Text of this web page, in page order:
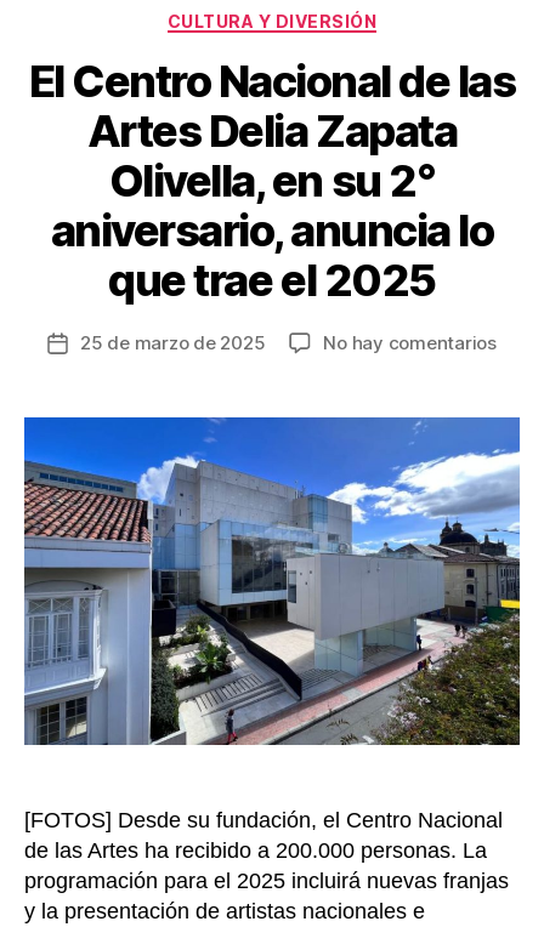
Categorías
CULTURA Y DIVERSIÓN
El Centro Nacional de las
Artes Delia Zapata
Olivella, en su 2°
aniversario, anuncia lo
que trae el 2025
Fecha
entrada
25 de marzo de 2025 No hay comentariosen
de
las
Artes
Delia
en
su
2°
lo
el
[FOTOS] Desde su fundación, el Centro Nacional
de las Artes ha recibido a 200.000 personas. La
programación para el 2025 incluirá nuevas franjas
y la presentación de artistas nacionales e